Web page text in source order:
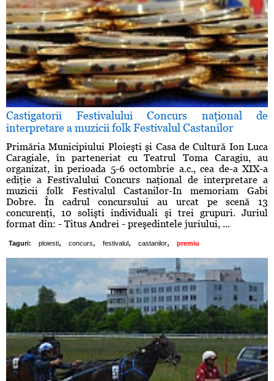
Castigatorii Festivalului Concurs naţional de
interpretare a muzicii folk Festivalul Castanilor
Primăria Municipiului Ploieşti şi Casa de Cultură Ion Luca
Caragiale, în parteneriat cu Teatrul Toma Caragiu, au
organizat, în perioada 5-6 octombrie a.c., cea de-a XIX-a
ediţie a Festivalului Concurs naţional de interpretare a
muzicii folk Festivalul Castanilor-In memoriam Gabi
Dobre. În cadrul concursului au urcat pe scenă 13
concurenţi, 10 solişti individuali şi trei grupuri. Juriul
format din: - Titus Andrei - preşedintele juriului, ...
Taguri: ploiesti, concurs, festivalul , castanilor, premiu